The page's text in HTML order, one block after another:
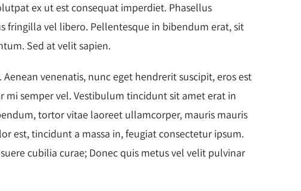
ex ut est consequat imperdiet. Phasellus
fringilla vel libero. Pellentesque in bibendum erat, sit
Sed at velit sapien.
venenatis, nunc eget hendrerit suscipit, eros est
semper vel. Vestibulum tincidunt sit amet erat in
tortor vitae laoreet ullamcorper, mauris mauris
est, tincidunt a massa in, feugiat consectetur ipsum.
cubilia curae; Donec quis metus vel velit pulvinar